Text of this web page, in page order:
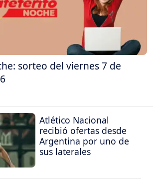
sorteo del viernes 7 de
Atlético Nacional
recibió ofertas desde
Argentina por uno de
sus laterales